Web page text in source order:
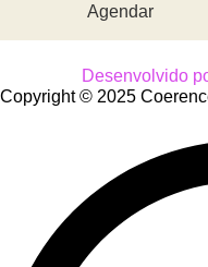
Agendar
Desenvolvido
Copyright © 2025